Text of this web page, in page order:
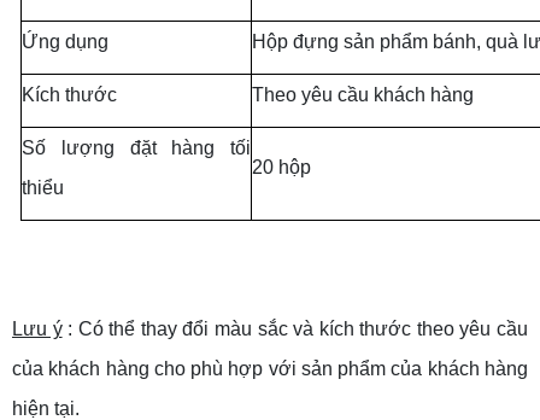
Ứng dụng Hộp đựng sản phẩm bánh, quà
Kích thước Theo yêu cầu khách hàng
Số lượng đặt hàng tối
thiểu
20 hộp
Lưu ý: Có thể thay đổi màu sắc và kích thước theo yêu cầu
của khách hàng cho phù hợp với sản phẩm của khách hàng
hiện tại.